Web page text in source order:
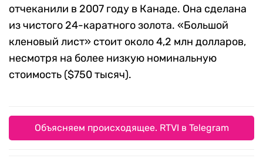
отчеканили в 2007 году в Канаде. Она сделана
из чистого 24-каратного золота. «Большой
кленовый лист» стоит около 4,2 млн долларов,
несмотря на более низкую номинальную
стоимость ($750 тысяч).
Объясняем происходящее. RTVI в Telegram